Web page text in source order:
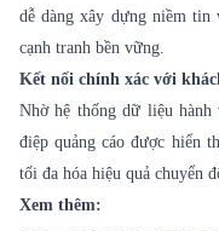
dễ dàng xây dựng niềm
cạnh tranh bền vững.
Kết nối chính xác với
Nhờ hệ thống dữ liệu
điệp quảng cáo được hiển
tối đa hóa hiệu quả chuyển
Xem thêm: